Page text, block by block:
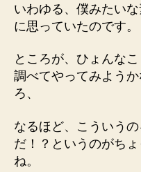
いわゆる、僕みたい
に思っていたのです。
ところが、ひょんな
調べてやってみよう
ろ、
なるほど、こういう
だ！？というのがち
ね。